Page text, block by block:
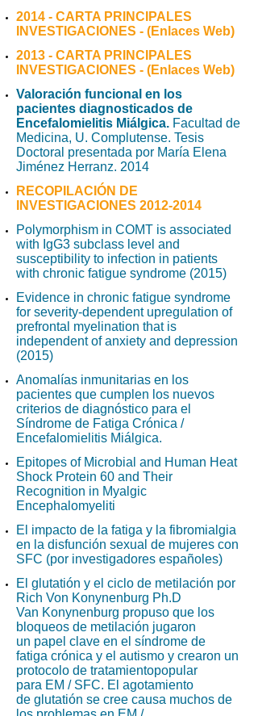
2014 - CARTA PRINCIPALES
INVESTIGACIONES - (Enlaces Web)
2013 - CARTA PRINCIPALES
INVESTIGACIONES - (Enlaces Web)
Valoración funcional en los
pacientes diagnosticados de
Encefalomielitis Miálgica. Facultad de
Medicina, U. Complutense. Tesis
Doctoral presentada por María Elena
Jiménez Herranz. 2014
RECOPILACIÓN DE
INVESTIGACIONES 2012-2014
Polymorphism in COMT is associated
with IgG3 subclass level and
susceptibility to infection in patients
with chronic fatigue syndrome (2015)
Evidence in chronic fatigue syndrome
for severity-dependent upregulation of
prefrontal myelination that is
independent of anxiety and depression
(2015)
Anomalías inmunitarias en los
pacientes que cumplen los nuevos
criterios de diagnóstico para el
Síndrome de Fatiga Crónica /
Encefalomielitis Miálgica.
Epitopes of Microbial and Human Heat
Shock Protein 60 and Their
Recognition in Myalgic
Encephalomyeliti
El impacto de la fatiga y la fibromialgia
en la disfunción sexual de mujeres con
SFC (por investigadores españoles)
El glutatión y el ciclo de metilación por
Rich Von Konynenburg Ph.D
Van Konynenburg propuso que los
bloqueos de metilación jugaron
un papel clave en el síndrome de
fatiga crónica y el autismo y crearon un
protocolo de tratamientopopular
para EM / SFC. El agotamiento
de glutatión se cree causa muchos de